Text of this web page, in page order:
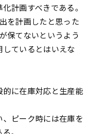
計画すべきである。
を計画したと思った
保てないというよう
ているとはいえな
に在庫対応と生産能
ピーク時には在庫を